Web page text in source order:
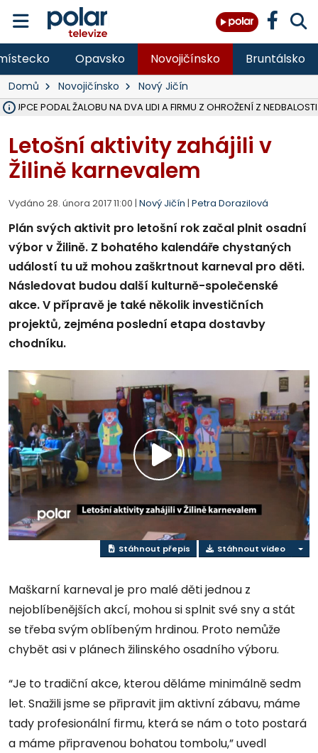
Opavsko Novojičínsko Bruntálsko
Domů Novojičínsko Nový Jičín
PODAL ŽALOBU NA DVA LIDI A FIRMU Z OHROŽENÍ Z NEDBALOSTI
Letošní aktivity zahájili v
Žilině karnevalem
Vydáno 28. února 2017 11:00 | Nový Jičín | Petra Dorazilová
Plán svých aktivit pro letošní rok začal plnit osadní
výbor v Žilině. Z bohatého kalendáře chystaných
událostí tu už mohou zaškrtnout karneval pro děti.
Následovat budou další kulturně-společenské
akce. V přípravě je také několik investičních
projektů, zejména poslední etapa dostavby
chodníku.
Přehrát
video
Stáhnout přepis Stáhnout video
Maškarní karneval je pro malé děti jednou z
nejoblíbenějších akcí, mohou si splnit své sny a stát
se třeba svým oblíbeným hrdinou. Proto nemůže
chybět asi v plánech žilinského osadního výboru.
“Je to tradiční akce, kterou děláme minimálně sedm
let. Snažili jsme se připravit jim aktivní zábavu, máme
tady profesionální firmu, která se nám o toto postará
a máme připravenou bohatou tombolu,” uvedl